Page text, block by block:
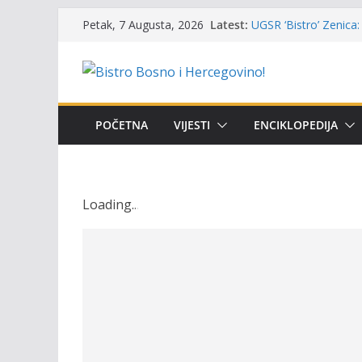
content
Petak, 7 Augusta, 2026 Latest: prikazuje stanje na
Poziv za učešće u
Obavještenje
osobe sa invaliditetom
Održan 15.
POČETNA VIJESTI ENCIKLOPEDIJA
Loading...